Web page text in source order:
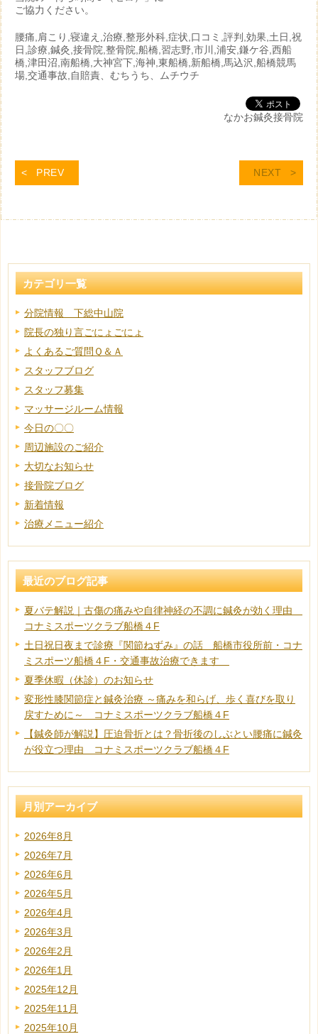
ご協力ください。
腰痛,肩こり,寝違え,治療,整形外科,症状,口コミ,評判,効果,土日,祝
日,診療,鍼灸,接骨院,整骨院,船橋,習志野,市川,浦安,鎌ケ谷,西船
橋,津田沼,南船橋,大神宮下,海神,東船橋,新船橋,馬込沢,船橋競馬
場,交通事故,自賠責、むちうち、ムチウチ
なかお鍼灸接骨院
PREV NEXT
カテゴリ一覧
分院情報 下総中山院
院長の独り言ごにょごにょ
よくあるご質問Ｑ＆Ａ
スタッフブログ
スタッフ募集
マッサージルーム情報
今日の〇〇
周辺施設のご紹介
大切なお知らせ
接骨院ブログ
新着情報
治療メニュー紹介
最近のブログ記事
夏バテ解説｜古傷の痛みや自律神経の不調に鍼灸が効く理由
コナミスポーツクラブ船橋４F
土日祝日夜まで診療『関節ねずみ』の話 船橋市役所前・コナ
ミスポーツ船橋４F・交通事故治療できます
夏季休暇（休診）のお知らせ
変形性膝関節症と鍼灸治療 ～痛みを和らげ、歩く喜びを取り
戻すために～ コナミスポーツクラブ船橋４F
【鍼灸師が解説】圧迫骨折とは？骨折後のしぶとい腰痛に鍼灸
が役立つ理由 コナミスポーツクラブ船橋４F
月別アーカイブ
2026年8月
2026年7月
2026年6月
2026年5月
2026年4月
2026年3月
2026年2月
2026年1月
2025年12月
2025年11月
2025年10月